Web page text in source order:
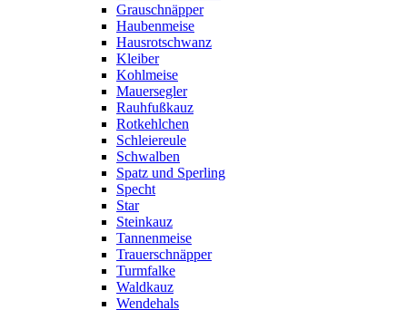
Grauschnäpper
Haubenmeise
Hausrotschwanz
Kleiber
Kohlmeise
Mauersegler
Rauhfußkauz
Rotkehlchen
Schleiereule
Schwalben
Spatz und Sperling
Specht
Star
Steinkauz
Tannenmeise
Trauerschnäpper
Turmfalke
Waldkauz
Wendehals